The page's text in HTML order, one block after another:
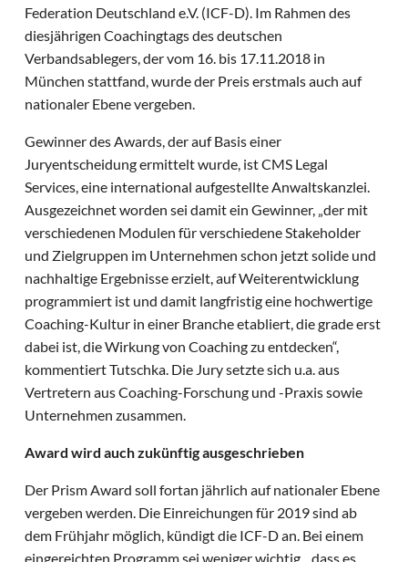
Federation Deutschland e.V. (ICF-D). Im Rahmen des
diesjährigen Coachingtags des deutschen
Verbandsablegers, der vom 16. bis 17.11.2018 in
München stattfand, wurde der Preis erstmals auch auf
nationaler Ebene vergeben.
Gewinner des Awards, der auf Basis einer
Juryentscheidung ermittelt wurde, ist CMS Legal
Services, eine international aufgestellte Anwaltskanzlei.
Ausgezeichnet worden sei damit ein Gewinner, „der mit
verschiedenen Modulen für verschiedene Stakeholder
und Zielgruppen im Unternehmen schon jetzt solide und
nachhaltige Ergebnisse erzielt, auf Weiterentwicklung
programmiert ist und damit langfristig eine hochwertige
Coaching-Kultur in einer Branche etabliert, die grade erst
dabei ist, die Wirkung von Coaching zu entdecken“,
kommentiert Tutschka. Die Jury setzte sich u.a. aus
Vertretern aus Coaching-Forschung und -Praxis sowie
Unternehmen zusammen.
Award wird auch zukünftig ausgeschrieben
Der Prism Award soll fortan jährlich auf nationaler Ebene
vergeben werden. Die Einreichungen für 2019 sind ab
dem Frühjahr möglich, kündigt die ICF-D an. Bei einem
eingereichten Programm sei weniger wichtig, „dass es